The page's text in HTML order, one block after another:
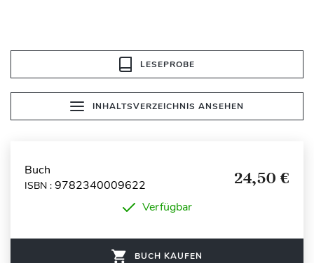
LESEPROBE
INHALTSVERZEICHNIS ANSEHEN
Buch
ISBN : 9782340009622 24,50 €
Verfügbar
BUCH KAUFEN